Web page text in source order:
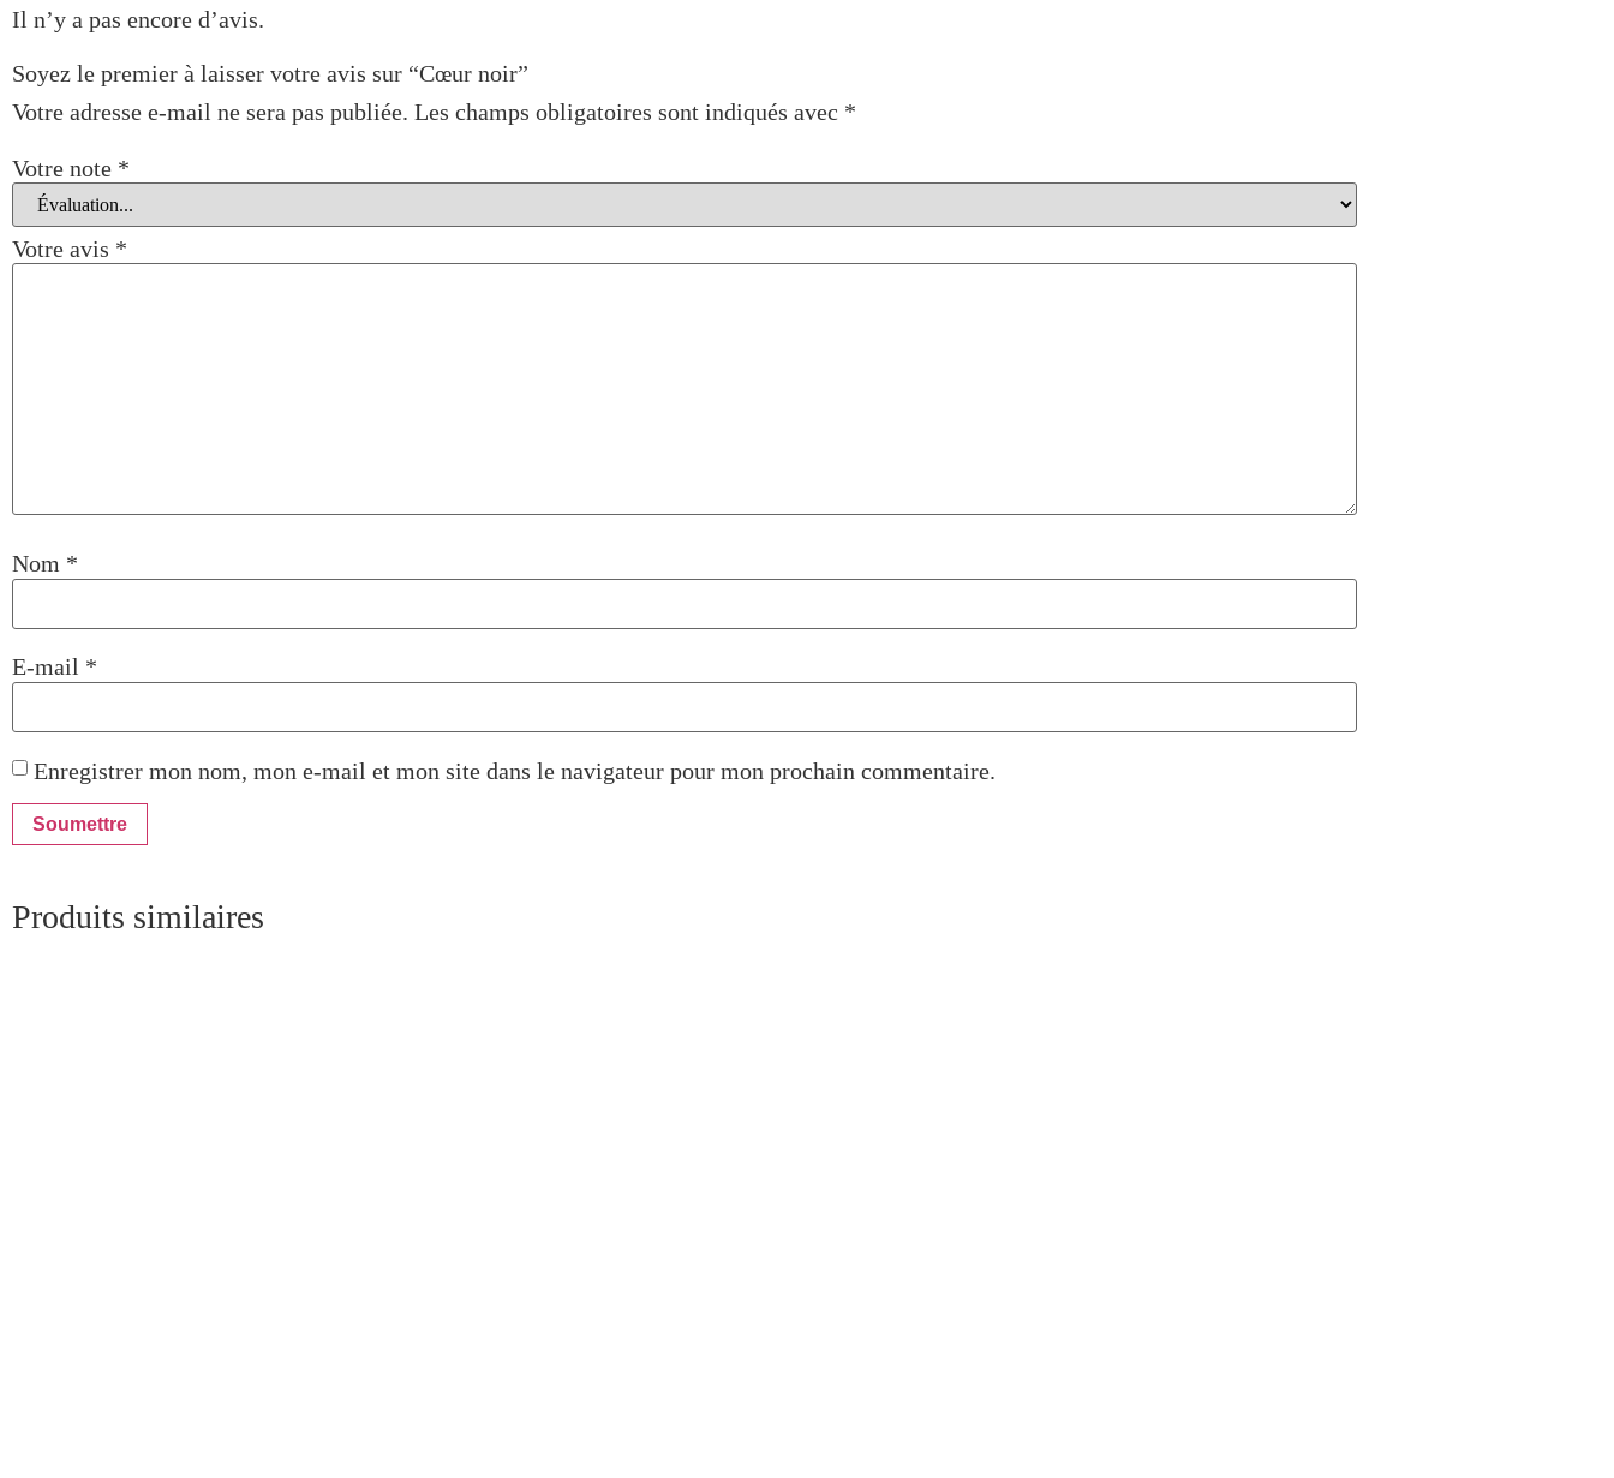
Il n’y a pas encore d’avis.
Soyez le premier à laisser votre avis sur “Cœur noir”
Votre adresse e-mail ne sera pas publiée. Les champs obligatoires sont indiqués avec *
Votre note *
Votre avis *
Nom *
E-mail *
Enregistrer mon nom, mon e-mail et mon site dans le navigateur pour mon prochain commentaire.
Produits similaires